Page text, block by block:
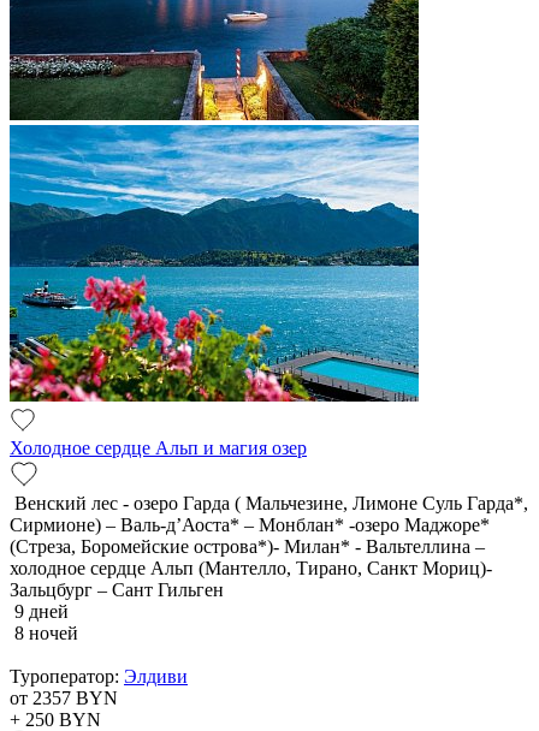
Холодное сердце Альп и магия озер
Венский лес - озеро Гарда ( Мальчезине, Лимоне Суль Гарда*,
Сирмионе) – Валь-д’Аоста* – Монблан* -озеро Маджоре*
(Стреза, Боромейские острова*)- Милан* - Вальтеллина –
холодное сердце Альп (Мантелло, Тирано, Санкт Мориц)-
Зальцбург – Сант Гильген
9 дней
8 ночей
Туроператор: Элдиви
от 2357 BYN
+ 250 BYN